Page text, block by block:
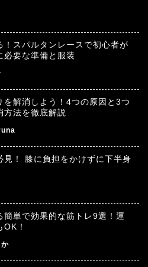
！スパルタンレースで初心者が
必要な準備と服装
を解消しよう！4つの原因と3つ
方法を徹底解説
見！ 膝に負担をかけずに下半身
簡単で効果的な筋トレ9選！運
！